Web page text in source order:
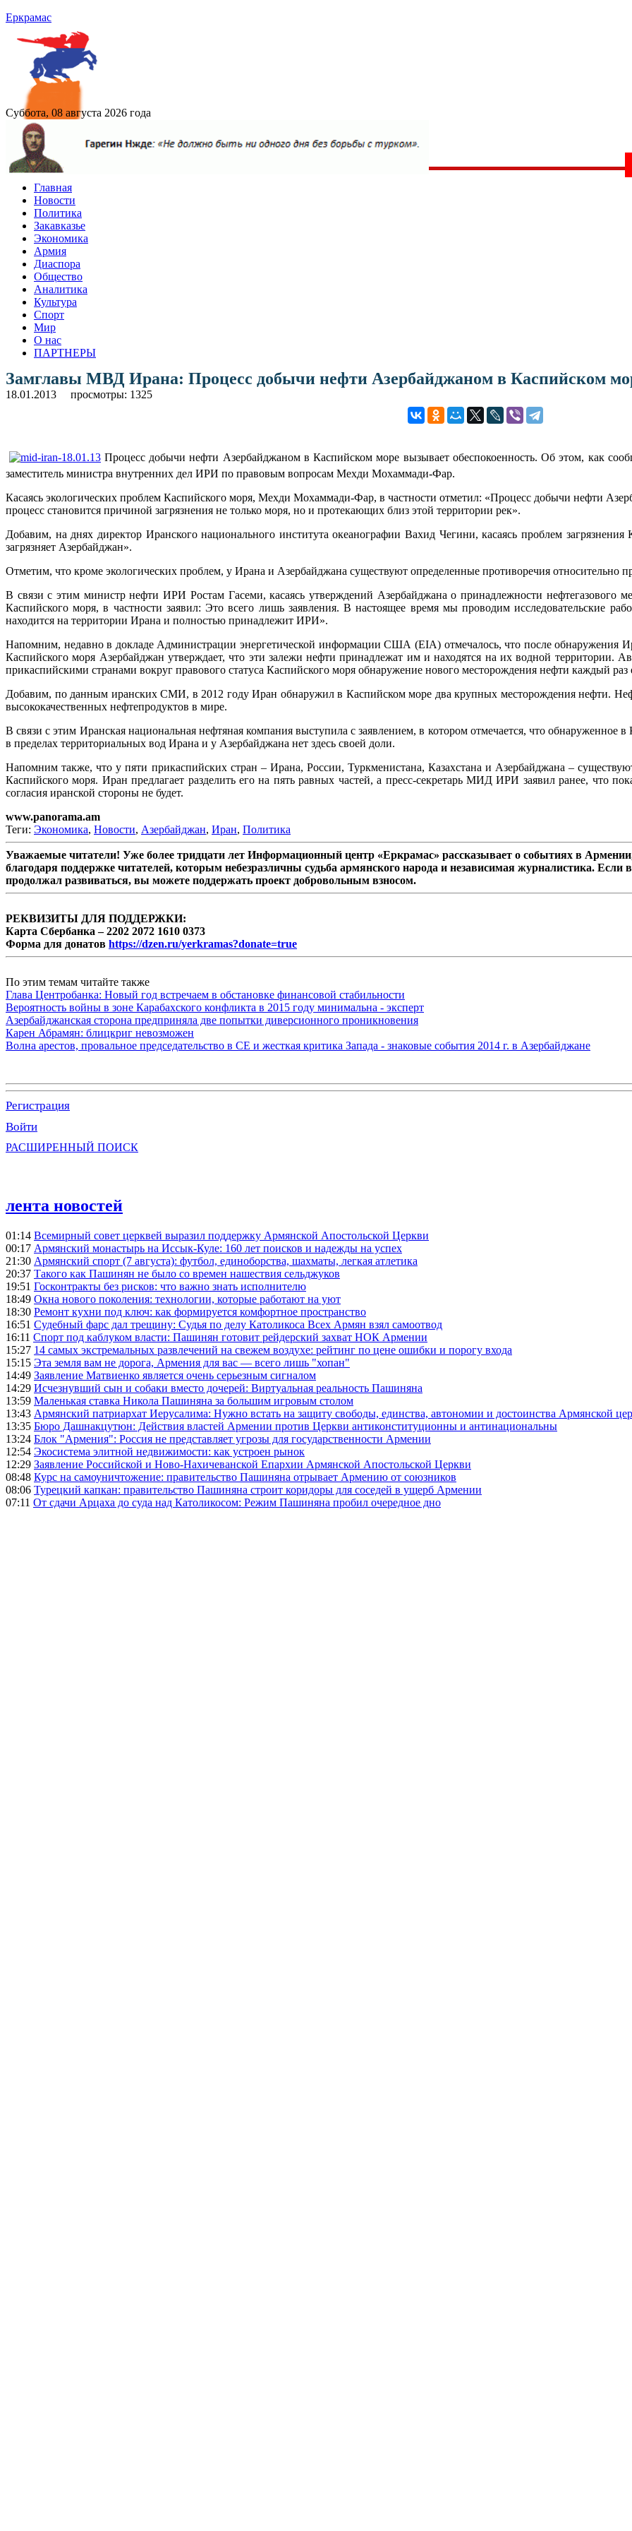
Еркрамас
Суббота, 08 августа 2026 года
Главная
Новости
Политика
Закавказье
Экономика
Армия
Диаспора
Общество
Аналитика
Культура
Спорт
Мир
О нас
ПАРТНЕРЫ
Замглавы МВД Ирана: Процесс добычи нефти Азербайджаном в Каспийском
18.01.2013 просмотры: 1325
Процесс добычи нефти Азербайджаном в Каспийском море вызывает обеспокоенность. Об этом, как
заместитель министра внутренних дел ИРИ по правовым вопросам Мехди Мохаммади-Фар.
Касаясь экологических проблем Каспийского моря, Мехди Мохаммади-Фар, в частности отметил: «Процесс добычи нефти
процесс становится причиной загрязнения не только моря, но и протекающих близ этой территории рек».
Добавим, на днях директор Иранского национального института океанографии Вахид Чегини, касаясь проблем
загрязняет Азербайджан».
Отметим, что кроме экологических проблем, у Ирана и Азербайджана существуют определенные противоречия относительно
В связи с этим министр нефти ИРИ Ростам Гасеми, касаясь утверждений Азербайджана о принадлежности нефтегазового
Каспийского моря, в частности заявил: Это всего лишь заявления. В настоящее время мы проводим исследовательские
находится на территории Ирана и полностью принадлежит ИРИ».
Напомним, недавно в докладе Администрации энергетической информации США (EIA) отмечалось, что после обнаружения
Каспийского моря Азербайджан утверждает, что эти залежи нефти принадлежат им и находятся на их водной территории.
прикаспийскими странами вокруг правового статуса Каспийского моря обнаружение нового месторождения нефти каждый
Добавим, по данным иранских СМИ, в 2012 году Иран обнаружил в Каспийском море два крупных месторождения нефти.
высококачественных нефтепродуктов в мире.
В связи с этим Иранская национальная нефтяная компания выступила с заявлением, в котором отмечается, что обнаруженное
в пределах территориальных вод Ирана и у Азербайджана нет здесь своей доли.
Напомним также, что у пяти прикаспийских стран – Ирана, России, Туркменистана, Казахстана и Азербайджана –
Каспийского моря. Иран предлагает разделить его на пять равных частей, а пресс-секретарь МИД ИРИ заявил ранее, что
согласия иранской стороны не будет.
www.panorama.am
Теги: Экономика, Новости, Азербайджан, Иран, Политика
Уважаемые читатели! Уже более тридцати лет Информационный центр «Еркрамас» рассказывает о событиях в
благодаря поддержке читателей, которым небезразличны судьба армянского народа и независимая журналистика.
продолжал развиваться, вы можете поддержать проект добровольным взносом.
РЕКВИЗИТЫ ДЛЯ ПОДДЕРЖКИ:
Карта Сбербанка – 2202 2072 1610 0373
Форма для донатов https://dzen.ru/yerkramas?donate=true
По этим темам читайте также
Глава Центробанка: Новый год встречаем в обстановке финансовой стабильности
Вероятность войны в зоне Карабахского конфликта в 2015 году минимальна - эксперт
Азербайджанская сторона предприняла две попытки диверсионного проникновения
Карен Абрамян: блицкриг невозможен
Волна арестов, провальное председательство в СЕ и жесткая критика Запада - знаковые события 2014 г. в Азербайджане
Регистрация
Войти
РАСШИРЕННЫЙ ПОИСК
лента новостей
01:14 Всемирный совет церквей выразил поддержку Армянской Апостольской Церкви
00:17 Армянский монастырь на Иссык-Куле: 160 лет поисков и надежды на успех
21:30 Армянский спорт (7 августа): футбол, единоборства, шахматы, легкая атлетика
20:37 Такого как Пашинян не было со времен нашествия сельджуков
19:51 Госконтракты без рисков: что важно знать исполнителю
18:49 Окна нового поколения: технологии, которые работают на уют
18:30 Ремонт кухни под ключ: как формируется комфортное пространство
16:51 Судебный фарс дал трещину: Судья по делу Католикоса Всех Армян взял самоотвод
16:11 Спорт под каблуком власти: Пашинян готовит рейдерский захват НОК Армении
15:27 14 самых экстремальных развлечений на свежем воздухе: рейтинг по цене ошибки и порогу входа
15:15 Эта земля вам не дорога, Армения для вас — всего лишь "хопан"
14:49 Заявление Матвиенко является очень серьезным сигналом
14:29 Исчезнувший сын и собаки вместо дочерей: Виртуальная реальность Пашиняна
13:59 Маленькая ставка Никола Пашиняна за большим игровым столом
13:43 Армянский патриархат Иерусалима: Нужно встать на защиту свободы, единства, автономии и достоинства Армянской
13:35 Бюро Дашнакцутюн: Действия властей Армении против Церкви антиконституционны и антинациональны
13:24 Блок "Армения": Россия не представляет угрозы для государственности Армении
12:54 Экосистема элитной недвижимости: как устроен рынок
12:29 Заявление Российской и Ново-Нахичеванской Епархии Армянской Апостольской Церкви
08:48 Курс на самоуничтожение: правительство Пашиняна отрывает Армению от союзников
08:06 Турецкий капкан: правительство Пашиняна строит коридоры для соседей в ущерб Армении
07:11 От сдачи Арцаха до суда над Католикосом: Режим Пашиняна пробил очередное дно